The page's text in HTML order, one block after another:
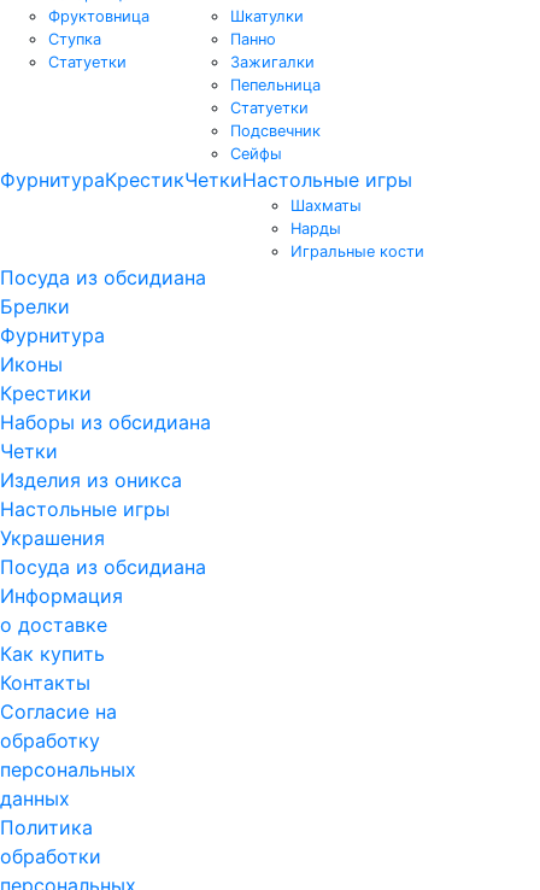
Фруктовница
Ступка
Статуетки
Шкатулки
Панно
Зажигалки
Пепельница
Статуетки
Подсвечник
Сейфы
ФурнитураКрестикЧеткиНастольные игры
Шахматы
Нарды
Игральные кости
Посуда из обсидиана
Брелки
Фурнитура
Иконы
Крестики
Наборы из обсидиана
Четки
Изделия из оникса
Настольные игры
Украшения
Посуда из обсидиана
Информация
о доставке
Как купить
Контакты
Согласие на
обработку
персональных
данных
Политика
обработки